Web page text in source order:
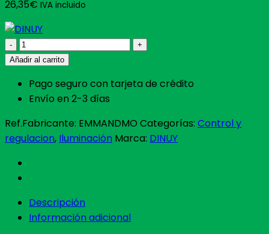
26,35€ IVA incluido
MANDO
REMOTO
DETECTORES
DE
MOVIMIENTO
cantidad
Añadir al carrito
Pago seguro con tarjeta de crédito
Envío en 2-3 días
Ref.Fabricante: EMMANDMO Categorías: Control y
regulacion, Iluminación Marca: DINUY
Descripción
Información adicional